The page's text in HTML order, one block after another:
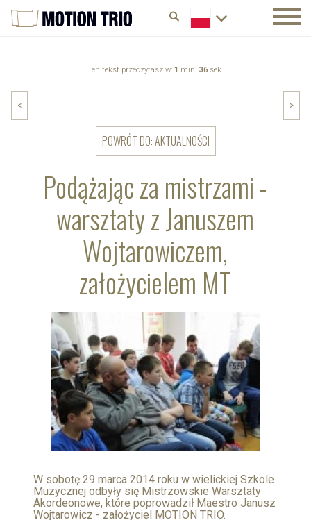
Ten tekst przeczytasz w: 1 min. 36 sek.
Podążając za mistrzami -
warsztaty z Januszem
Wojtarowiczem,
założycielem MT
< >
POWRÓT DO: AKTUALNOŚCI
W sobotę 29 marca 2014 roku w wielickiej Szkole
Muzycznej odbyły się Mistrzowskie Warsztaty
Akordeonowe, które poprowadził Maestro Janusz
Wojtarowicz - założyciel MOTION TRIO.